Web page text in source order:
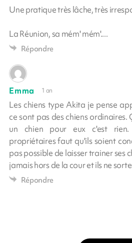
Une pratique très lâche, très
La Réunion, sa mém' mém'....
Répondre
Emma 1 an
Les chiens type Akita je pense
ce sont pas des chiens ordinaires.
un chien pour eux c'est
propriétaires faut qu'ils soient
pas possible de laisser trainer ses
jamais hors de la cour et ils ne
Répondre